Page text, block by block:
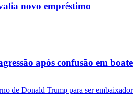
novo empréstimo
após confusão em boate